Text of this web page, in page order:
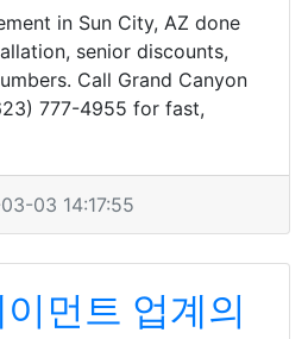
in Sun City, AZ done
senior discounts,
Call Grand Canyon
777-4955 for fast,
03 14:17:55
먼트 업계의